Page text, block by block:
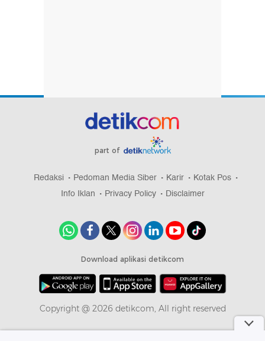
part of
Redaksi Pedoman Media Siber Karir
Kotak Pos
Info Iklan
Privacy Policy Disclaimer
Download aplikasi detikcom
Copyright @ 2026 detikcom, All right reserved